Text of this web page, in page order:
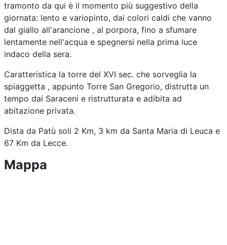
tramonto da qui è il momento più suggestivo della
giornata: lento e variopinto, dai colori caldi che vanno
dal giallo all'arancione , al porpora, fino a sfumare
lentamente nell'acqua e spegnersi nella prima luce
indaco della sera.
Caratteristica la torre del XVI sec. che sorveglia la
spiaggetta , appunto Torre San Gregorio, distrutta un
tempo dai Saraceni e ristrutturata e adibita ad
abitazione privata.
Dista da Patù soli 2 Km, 3 km da Santa Maria di Leuca e
67 Km da Lecce.
Mappa